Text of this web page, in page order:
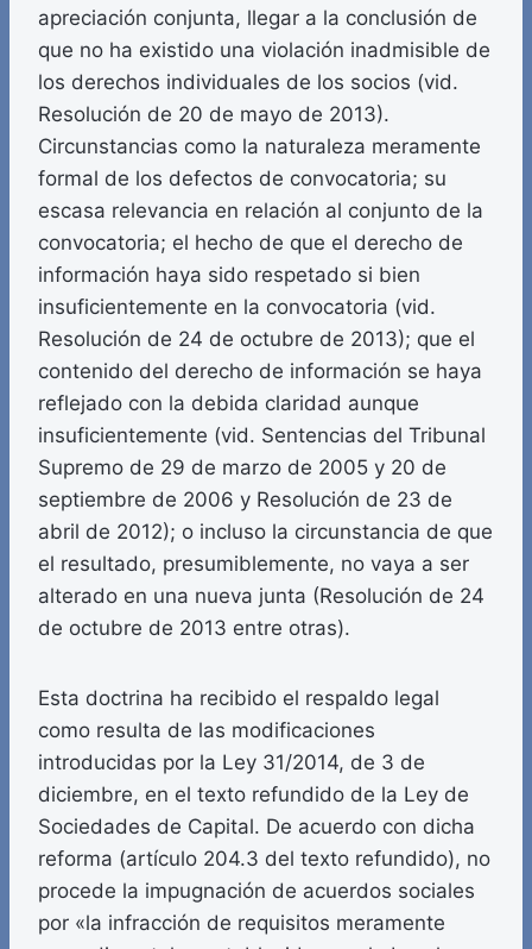
apreciación conjunta, llegar a la conclusión de
que no ha existido una violación inadmisible de
los derechos individuales de los socios (vid.
Resolución de 20 de mayo de 2013).
Circunstancias como la naturaleza meramente
formal de los defectos de convocatoria; su
escasa relevancia en relación al conjunto de la
convocatoria; el hecho de que el derecho de
información haya sido respetado si bien
insuficientemente en la convocatoria (vid.
Resolución de 24 de octubre de 2013); que el
contenido del derecho de información se haya
reflejado con la debida claridad aunque
insuficientemente (vid. Sentencias del Tribunal
Supremo de 29 de marzo de 2005 y 20 de
septiembre de 2006 y Resolución de 23 de
abril de 2012); o incluso la circunstancia de que
el resultado, presumiblemente, no vaya a ser
alterado en una nueva junta (Resolución de 24
de octubre de 2013 entre otras).
Esta doctrina ha recibido el respaldo legal
como resulta de las modificaciones
introducidas por la Ley 31/2014, de 3 de
diciembre, en el texto refundido de la Ley de
Sociedades de Capital. De acuerdo con dicha
reforma (artículo 204.3 del texto refundido), no
procede la impugnación de acuerdos sociales
por «la infracción de requisitos meramente